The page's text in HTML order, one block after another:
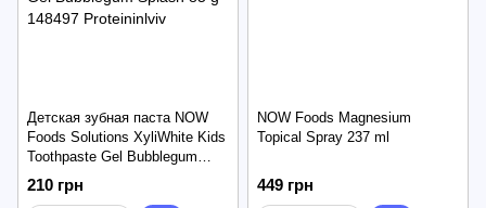
Детская зубная паста NOW
Foods Solutions XyliWhite Kids
Toothpaste Gel Bubblegum
Splash 85 g
210 грн
NOW Foods Magnesium
Topical Spray 237 ml
449 грн